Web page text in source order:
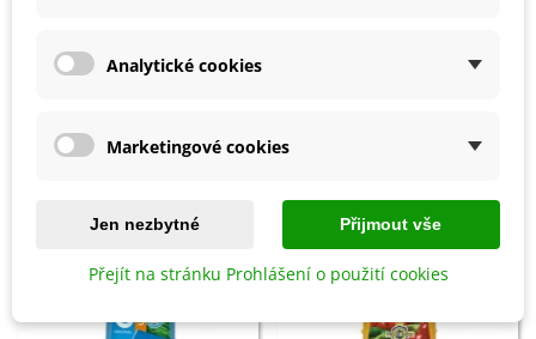
8 OSTATNÍ PRODUKTY ZE STEJNÉ KATEGORIE:
Analytické cookies
Marketingové cookies
Jen nezbytné Přijmout vše
Přejít na stránku Prohlášení o použití cookies